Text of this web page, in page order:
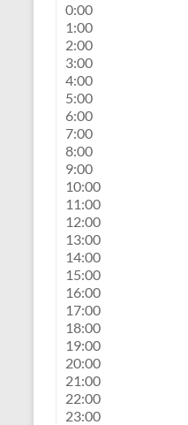
0:00
1:00
2:00
3:00
4:00
5:00
6:00
7:00
8:00
9:00
10:00
11:00
12:00
13:00
14:00
15:00
16:00
17:00
18:00
19:00
20:00
21:00
22:00
23:00